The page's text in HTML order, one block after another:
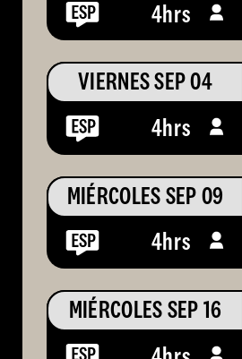
4hrs
VIERNES SEP 04
4hrs
MIÉRCOLES SEP 09
4hrs
MIÉRCOLES SEP 16